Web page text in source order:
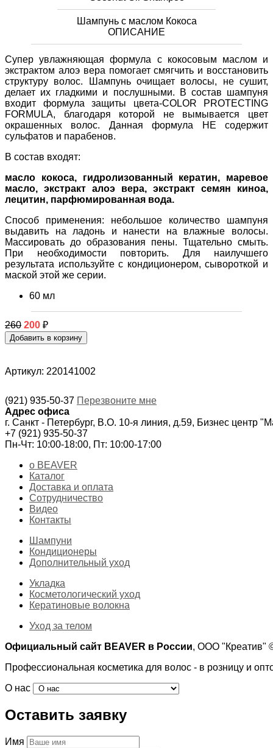
Шампунь с маслом Кокоса
ОПИСАНИЕ
Супер увлажняющая формула с кокосовым маслом и
экстрактом алоэ вера помогает смягчить и восстановить
структуру волос. Шампунь очищает волосы, не сушит,
делает их гладкими и послушными. В состав шампуня
входит формула защиты цвета-COLOR PROTECTING
FORMULA, благодаря которой не вымывается цвет
окрашенных волос. Данная формула НЕ содержит
сульфатов и парабенов.
В состав входят:
масло кокоса, гидролизованный кератин, маревое
масло, экстракт алоэ вера, экстракт семян киноа,
лецитин, парфюмированная вода.
Способ применения: небольшое количество шампуня
выдавить на ладонь и нанести на влажные волосы.
Массировать до образования пены. Тщательно смыть.
При необходимости повторить. Для наилучшего
результата используйте с кондиционером, сывороткой и
маской этой же серии.
60 мл
260 200 ₽
Артикул: 220141002
(921) 935-50-37 Перезвоните мне
Адрес офиса
г. Санкт - Петербург, В.О. 10-я линия, д.59, Бизнес центр
+7 (921) 935-50-37
Пн-Чт: 10:00-18:00, Пт: 10:00-17:00
о BEAVER
Каталог
Доставка и оплата
Сотрудничество
Видео
Контакты
Шампуни
Кондиционеры
Дополнительный уход
Укладка
Косметологический уход
Кератиновые волокна
Уход за телом
Официальный сайт BEAVER в России, ООО "Креатив"
Профессиональная косметика для волос - в розницу и
О нас
Оставить заявку
Имя